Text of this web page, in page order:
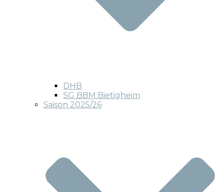
DHB
SG BBM Bietigheim
Saison 2025/26